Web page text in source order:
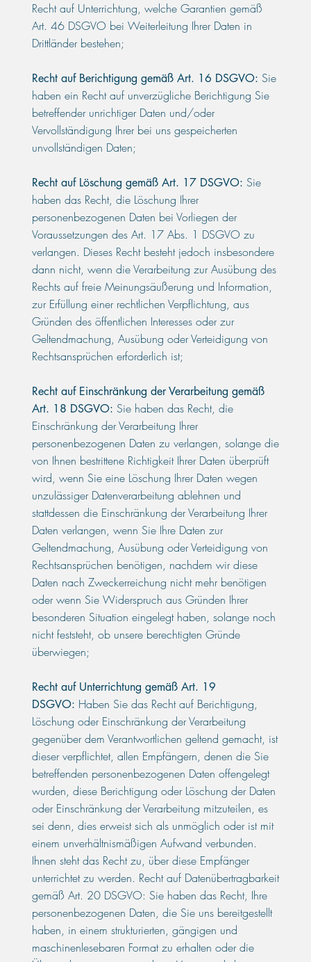
Recht auf Unterrichtung, welche Garantien gemäß
Art. 46 DSGVO bei Weiterleitung Ihrer Daten in
Drittländer bestehen;
Recht auf Berichtigung gemäß Art. 16 DSGVO: Sie
haben ein Recht auf unverzügliche Berichtigung Sie
betreffender unrichtiger Daten und/oder
Vervollständigung Ihrer bei uns gespeicherten
unvollständigen Daten;
Recht auf Löschung gemäß Art. 17 DSGVO: Sie
haben das Recht, die Löschung Ihrer
personenbezogenen Daten bei Vorliegen der
Voraussetzungen des Art. 17 Abs. 1 DSGVO zu
verlangen. Dieses Recht besteht jedoch insbesondere
dann nicht, wenn die Verarbeitung zur Ausübung des
Rechts auf freie Meinungsäußerung und Information,
zur Erfüllung einer rechtlichen Verpflichtung, aus
Gründen des öffentlichen Interesses oder zur
Geltendmachung, Ausübung oder Verteidigung von
Rechtsansprüchen erforderlich ist;
Recht auf Einschränkung der Verarbeitung gemäß
Art. 18 DSGVO: Sie haben das Recht, die
Einschränkung der Verarbeitung Ihrer
personenbezogenen Daten zu verlangen, solange die
von Ihnen bestrittene Richtigkeit Ihrer Daten überprüft
wird, wenn Sie eine Löschung Ihrer Daten wegen
unzulässiger Datenverarbeitung ablehnen und
stattdessen die Einschränkung der Verarbeitung Ihrer
Daten verlangen, wenn Sie Ihre Daten zur
Geltendmachung, Ausübung oder Verteidigung von
Rechtsansprüchen benötigen, nachdem wir diese
Daten nach Zweckerreichung nicht mehr benötigen
oder wenn Sie Widerspruch aus Gründen Ihrer
besonderen Situation eingelegt haben, solange noch
nicht feststeht, ob unsere berechtigten Gründe
überwiegen;
Recht auf Unterrichtung gemäß Art. 19
DSGVO: Haben Sie das Recht auf Berichtigung,
Löschung oder Einschränkung der Verarbeitung
gegenüber dem Verantwortlichen geltend gemacht, ist
dieser verpflichtet, allen Empfängern, denen die Sie
betreffenden personenbezogenen Daten offengelegt
wurden, diese Berichtigung oder Löschung der Daten
oder Einschränkung der Verarbeitung mitzuteilen, es
sei denn, dies erweist sich als unmöglich oder ist mit
einem unverhältnismäßigen Aufwand verbunden.
Ihnen steht das Recht zu, über diese Empfänger
unterrichtet zu werden. Recht auf Datenübertragbarkeit
gemäß Art. 20 DSGVO: Sie haben das Recht, Ihre
personenbezogenen Daten, die Sie uns bereitgestellt
haben, in einem strukturierten, gängigen und
maschinenlesebaren Format zu erhalten oder die